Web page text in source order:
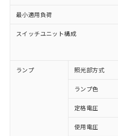
最小適用負荷
スイッチユニット構成
ランプ 照光部方式
ランプ色
定格電圧
使用電圧